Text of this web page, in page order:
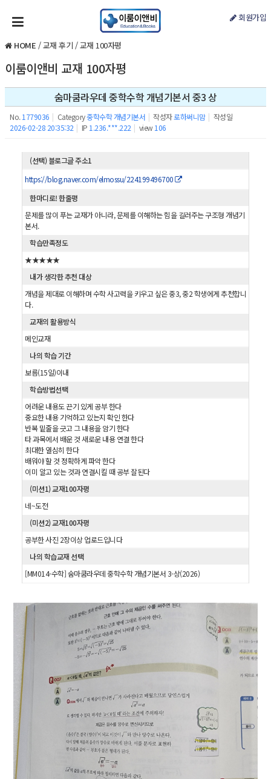
회원가입
HOME /교재 후기 /교재 100자평
이룸이앤비 교재 100자평
숨마쿰라우데 중학수학 개념기본서 중3 상
No. 1779036 | Category중학수학 개념기본서 | 작성자로하써니맘 | 작성일
2026-02-28 20:35:32 | IP 1.236.***.222 | view 106
(선택) 블로그글 주소1
https://blog.naver.com/elmossu/224199496700
한마디로! 한줄평
문제를 많이 푸는 교재가 아니라, 문제를 이해하는 힘을 길러주는 구조형 개념기
본서.
학습만족정도
★★★★★
내가 생각한 추천 대상
개념을 제대로 이해하며 수학 사고력을 키우고 싶은 중3, 중2 학생에게 추천합니
다.
교재의 활용방식
메인교재
나의 학습 기간
보름(15일)이내
학습방법선택
어려운 내용도 끈기 있게 공부 한다
중요한 내용 기억하고 있는지 확인 한다
반복 밑줄을 긋고 그 내용을 암기 한다
타 과목에서 배운 것 새로운 내용 연결 한다
최대한 열심히 한다
배워야 할 것 정확하게 파악 한다
이미 알고 있는 것과 연결시킬 때 공부 잘된다
(미션1) 교재100자평
네~도전
(미션2) 교재100자평
공부한 사진 2장이상 업로드입니다
나의 학습교재 선택
[MM014-수학] 숨마쿰라우데 중학수학 개념기본서 3-상(2026)